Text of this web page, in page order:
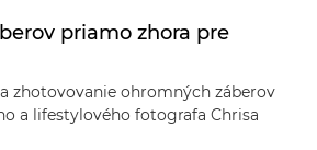
priamo zhora pre
zhotovovanie ohromných záberov
a lifestylového fotografa Chrisa